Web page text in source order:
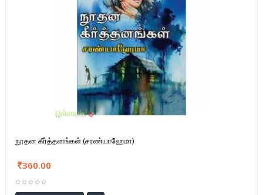
நூதன கீர்த்தனங்கள் (சரண்யாஹேமா)
360.00